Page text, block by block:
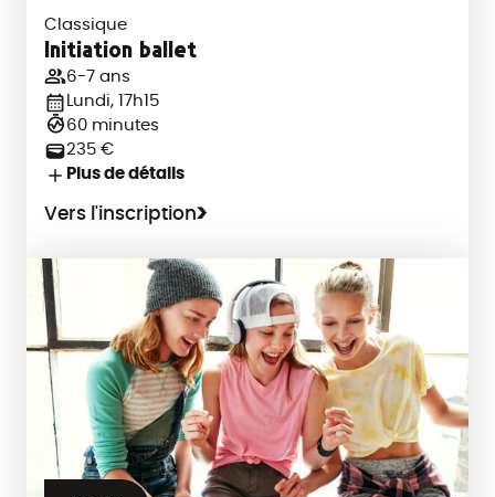
Classique
Initiation ballet
6-7 ans
Lundi, 17h15
60 minutes
235 €
Plus de détails
Vers l'inscription